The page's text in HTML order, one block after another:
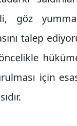
göz
talep
için